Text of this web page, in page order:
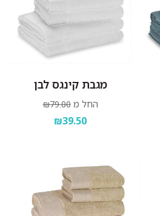
מגבת קינגס לבן
החל מ ₪79.00
₪39.50